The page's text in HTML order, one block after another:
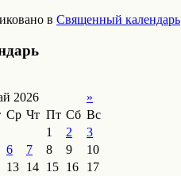
в Священный календарь
2026
»
Ср Чт Пт Сб Вс
1
2
3
6 7 8 9
10
13 14 15 16
17